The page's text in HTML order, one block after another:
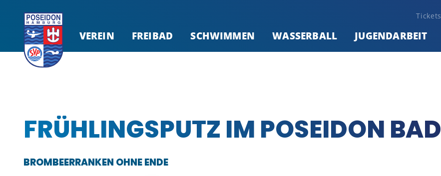
Tickets
VEREIN FREIBAD SCHWIMMEN WASSERBALL JUGENDARBEIT
FRÜHLINGSPUTZ IM POSEIDON BAD
BROMBEERRANKEN OHNE ENDE